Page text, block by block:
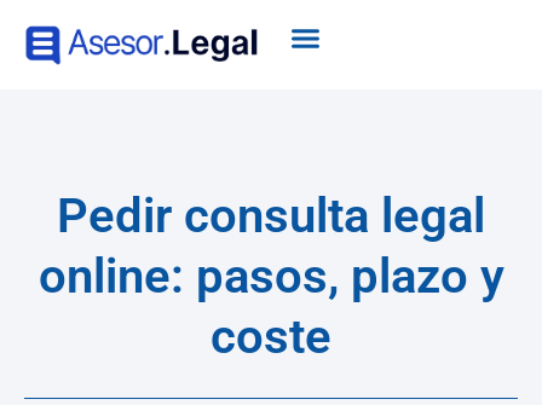
Pedir consulta legal
online: pasos, plazo y
coste